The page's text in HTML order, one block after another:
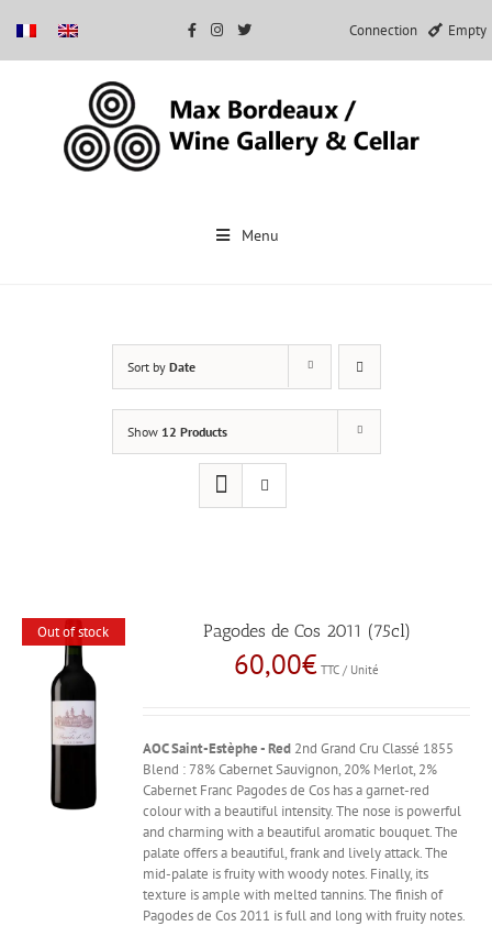
Connection Empty
Menu
Sort by Date
Show 12 Products
Out of stock Pagodes de Cos 2011 (75cl)
60,00€ TTC / Unité
AOC Saint-Estèphe - Red 2nd Grand Cru Classé 1855
Blend : 78% Cabernet Sauvignon, 20% Merlot, 2%
Cabernet Franc Pagodes de Cos has a garnet-red
colour with a beautiful intensity. The nose is powerful
and charming with a beautiful aromatic bouquet. The
palate offers a beautiful, frank and lively attack. The
mid-palate is fruity with woody notes. Finally, its
texture is ample with melted tannins. The finish of
Pagodes de Cos 2011 is full and long with fruity notes.